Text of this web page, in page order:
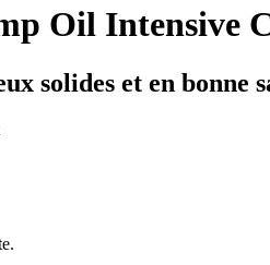
Oil Intensive
solides et en bonne